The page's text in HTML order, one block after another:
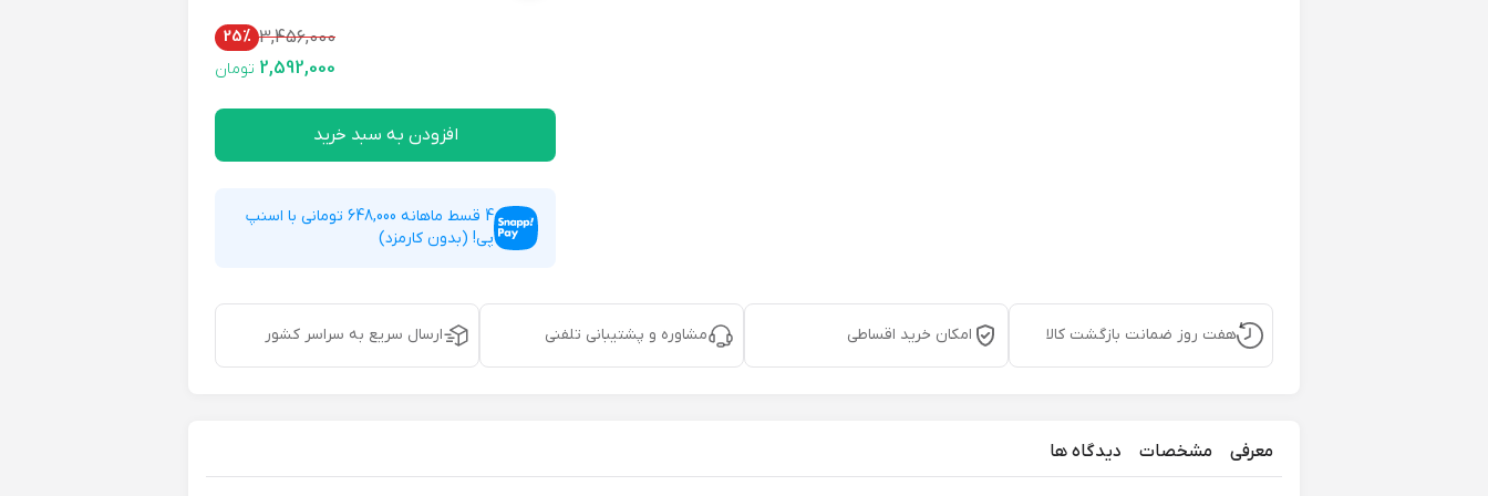
3,456,000
25%
2,592,000 تومان
افزودن به سبد خرید
4 قسط ماهانه 648,000 تومانی با اسنپ
پی! (بدون کارمزد)
هفت روز ضمانت بازگشت کالا امکان خرید اقساطی مشاوره و پشتیبانی تلفنی ارسال سریع به سراسر کشور
معرفی مشخصات دیدگاه ها